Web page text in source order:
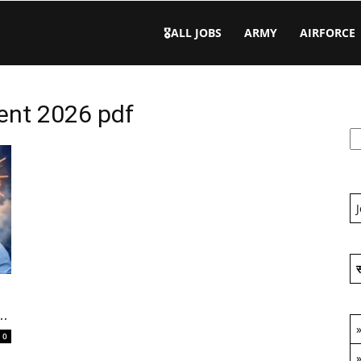
🎖️ALL JOBS ARMY AIRFORCE
2026 pdf
0 »